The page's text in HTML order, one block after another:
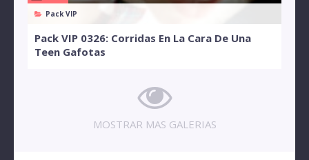
Pack VIP
Pack VIP 0326: Corridas En La Cara De Una
Teen Gafotas
MOSTRAR MAS GALERIAS